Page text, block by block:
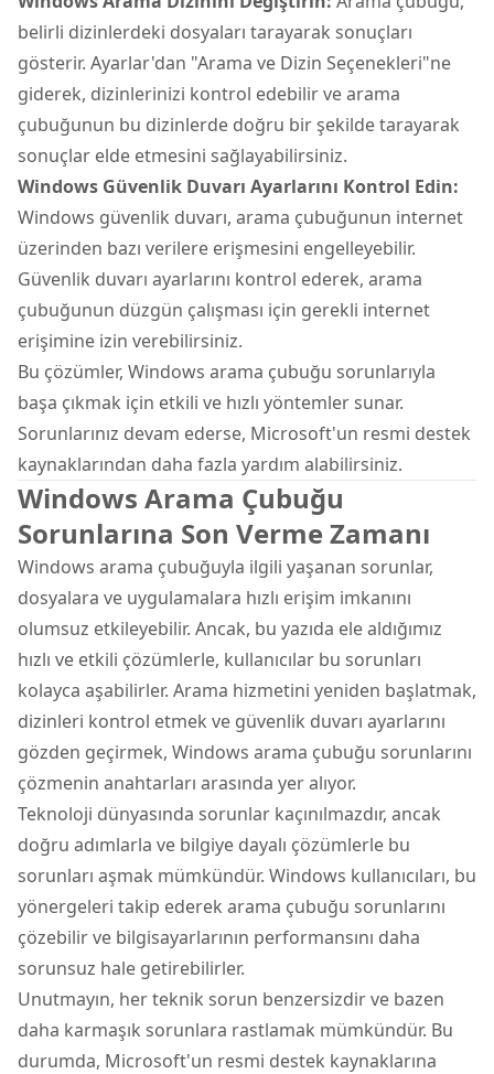
belirli dizinlerdeki dosyaları tarayarak sonuçları
gösterir. Ayarlar'dan "Arama ve Dizin Seçenekleri"ne
giderek, dizinlerinizi kontrol edebilir ve arama
çubuğunun bu dizinlerde doğru bir şekilde tarayarak
sonuçlar elde etmesini sağlayabilirsiniz.
Windows Güvenlik Duvarı Ayarlarını Kontrol Edin:
Windows güvenlik duvarı, arama çubuğunun internet
üzerinden bazı verilere erişmesini engelleyebilir.
Güvenlik duvarı ayarlarını kontrol ederek, arama
çubuğunun düzgün çalışması için gerekli internet
erişimine izin verebilirsiniz.
Bu çözümler, Windows arama çubuğu sorunlarıyla
başa çıkmak için etkili ve hızlı yöntemler sunar.
Sorunlarınız devam ederse, Microsoft'un resmi destek
kaynaklarından daha fazla yardım alabilirsiniz.
Windows Arama Çubuğu
Sorunlarına Son Verme Zamanı
Windows arama çubuğuyla ilgili yaşanan sorunlar,
dosyalara ve uygulamalara hızlı erişim imkanını
olumsuz etkileyebilir. Ancak, bu yazıda ele aldığımız
hızlı ve etkili çözümlerle, kullanıcılar bu sorunları
kolayca aşabilirler. Arama hizmetini yeniden başlatmak,
dizinleri kontrol etmek ve güvenlik duvarı ayarlarını
gözden geçirmek, Windows arama çubuğu sorunlarını
çözmenin anahtarları arasında yer alıyor.
Teknoloji dünyasında sorunlar kaçınılmazdır, ancak
doğru adımlarla ve bilgiye dayalı çözümlerle bu
sorunları aşmak mümkündür. Windows kullanıcıları, bu
yönergeleri takip ederek arama çubuğu sorunlarını
çözebilir ve bilgisayarlarının performansını daha
sorunsuz hale getirebilirler.
Unutmayın, her teknik sorun benzersizdir ve bazen
daha karmaşık sorunlara rastlamak mümkündür. Bu
durumda, Microsoft'un resmi destek kaynaklarına